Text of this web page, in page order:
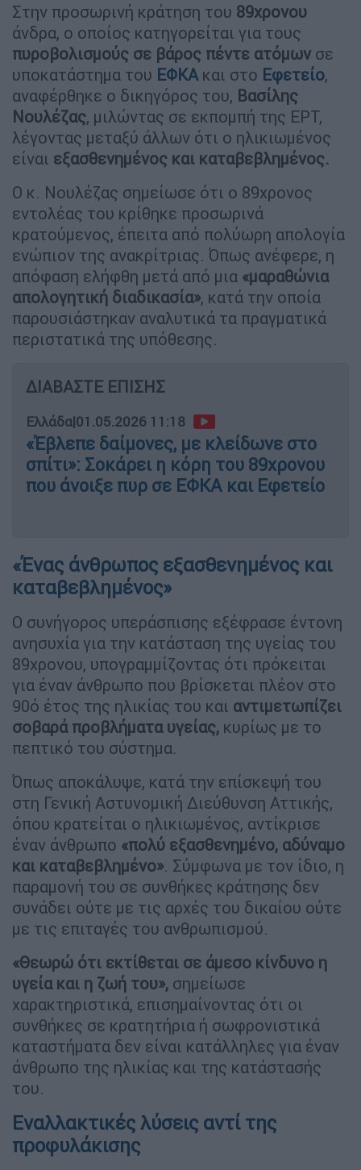
Στην προσωρινή κράτηση του 89χρονου
άνδρα, ο οποίος κατηγορείται για τους
πυροβολισμούς σε βάρος πέντε ατόμων σε
υποκατάστημα του ΕΦΚΑ και στο Εφετείο,
αναφέρθηκε ο δικηγόρος του, Βασίλης
Νουλέζας, μιλώντας σε εκπομπή της ΕΡΤ,
λέγοντας μεταξύ άλλων ότι ο ηλικιωμένος
είναι εξασθενημένος και καταβεβλημένος.
Ο κ. Νουλέζας σημείωσε ότι ο 89χρονος
εντολέας του κρίθηκε προσωρινά
κρατούμενος, έπειτα από πολύωρη απολογία
ενώπιον της ανακρίτριας. Όπως ανέφερε, η
απόφαση ελήφθη μετά από μια «μαραθώνια
απολογητική διαδικασία», κατά την οποία
παρουσιάστηκαν αναλυτικά τα πραγματικά
περιστατικά της υπόθεσης.
ΔΙΑΒΑΣΤΕ ΕΠΙΣΗΣ
Ελλάδα|01.05.2026 11:18
«Έβλεπε δαίμονες, με κλείδωνε στο
σπίτι»: Σοκάρει η κόρη του 89χρονου
που άνοιξε πυρ σε ΕΦΚΑ και Εφετείο
«Ένας άνθρωπος εξασθενημένος και
καταβεβλημένος»
Ο συνήγορος υπεράσπισης εξέφρασε έντονη
ανησυχία για την κατάσταση της υγείας του
89χρονου, υπογραμμίζοντας ότι πρόκειται
για έναν άνθρωπο που βρίσκεται πλέον στο
90ό έτος της ηλικίας του και αντιμετωπίζει
σοβαρά προβλήματα υγείας, κυρίως με το
πεπτικό του σύστημα.
Όπως αποκάλυψε, κατά την επίσκεψή του
στη Γενική Αστυνομική Διεύθυνση Αττικής,
όπου κρατείται ο ηλικιωμένος, αντίκρισε
έναν άνθρωπο «πολύ εξασθενημένο, αδύναμο
και καταβεβλημένο». Σύμφωνα με τον ίδιο, η
παραμονή του σε συνθήκες κράτησης δεν
συνάδει ούτε με τις αρχές του δικαίου ούτε
με τις επιταγές του ανθρωπισμού.
«Θεωρώ ότι εκτίθεται σε άμεσο κίνδυνο η
υγεία και η ζωή του», σημείωσε
χαρακτηριστικά, επισημαίνοντας ότι οι
συνθήκες σε κρατητήρια ή σωφρονιστικά
καταστήματα δεν είναι κατάλληλες για έναν
άνθρωπο της ηλικίας και της κατάστασής
του.
Εναλλακτικές λύσεις αντί της
προφυλάκισης